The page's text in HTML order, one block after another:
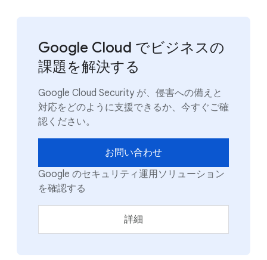
Google Cloud でビジネスの
課題を解決する
Google Cloud Security が、侵害への備えと
対応をどのように支援できるか、今すぐご確
認ください。
お問い合わせ
Google のセキュリティ運用ソリューション
を確認する
詳細